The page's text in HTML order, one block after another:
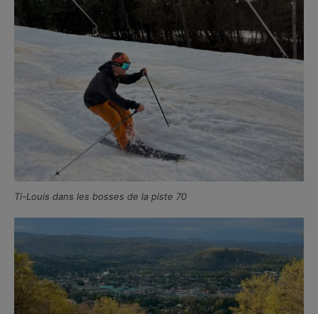
Ti-Louis dans les bosses de la piste 70